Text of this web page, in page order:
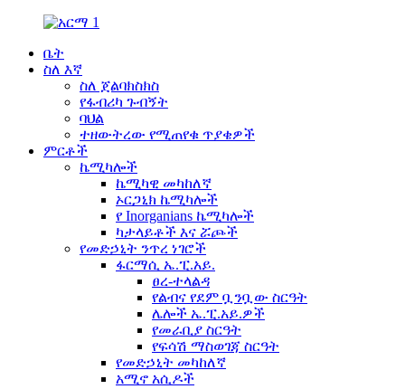
ቤት
ስለ እኛ
ስለ ጀልባክስክስ
የፋብሪካ ጉብኝት
ባህል
ተዘውትረው የሚጠየቁ ጥያቄዎች
ምርቶች
ኬሚካሎች
ኬሚካዊ መካከለኛ
ኦርጋኒክ ኬሚካሎች
የ Inorganians ኬሚካሎች
ካታላይቶች እና ሯጮች
የመድኃኒት ንጥረ ነገሮች
ፋርማሲ ኤ.ፒ.አይ.
ፀረ-ተላልዳ
የልብና የደም ቧንቧው ስርዓት
ሌሎች ኤ.ፒ.አይ.ዎች
የመራቢያ ስርዓት
የፍሳሽ ማስወገጃ ስርዓት
የመድኃኒት መካከለኛ
አሚኖ አሲዶች